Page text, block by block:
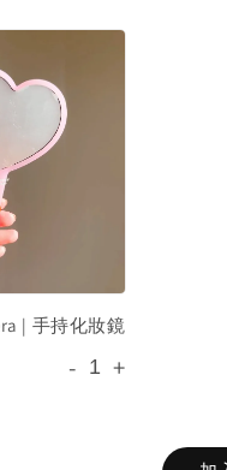
| 手持化妝鏡
- +